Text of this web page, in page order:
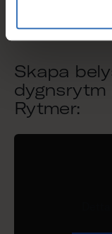
Skapa
Rytmer: